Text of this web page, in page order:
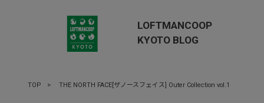
LOFTMANCOOP
KYOTOBLOG
TOP > THE NORTH FACE[ザノースフェイス] Outer Collection vol.1